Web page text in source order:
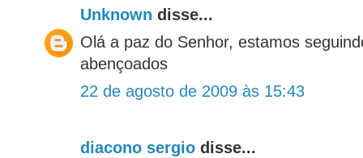
Unknown disse...
Olá a paz do Senhor, estamos
abençoados
22 de agosto de 2009 às 15:43
diacono sergio disse...